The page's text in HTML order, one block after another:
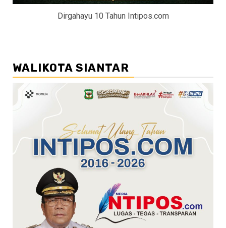
Dirgahayu 10 Tahun Intipos.com
WALIKOTA SIANTAR